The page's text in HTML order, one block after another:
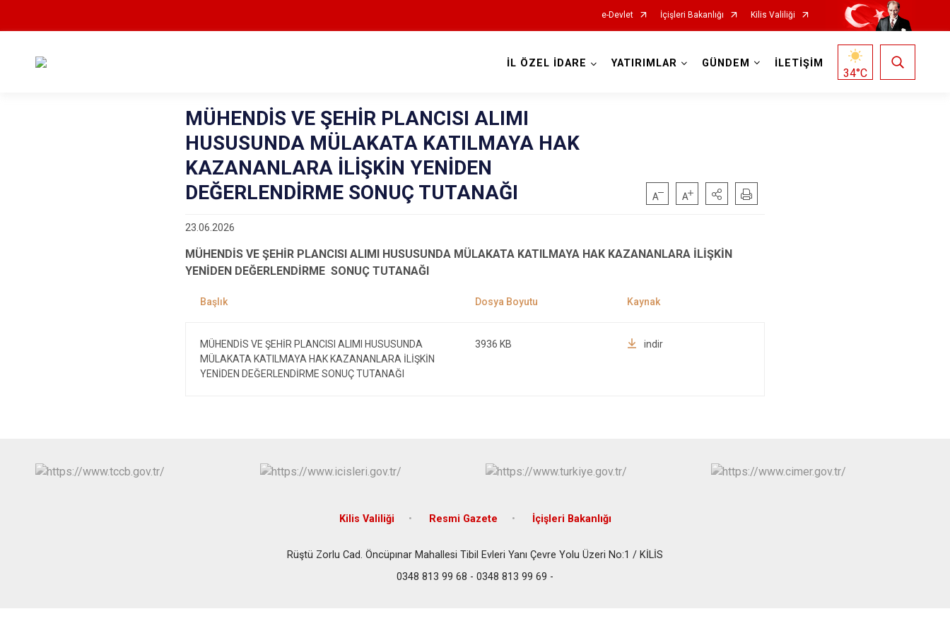
e-Devlet İçişleri Bakanlığı Kilis Valiliği
İL ÖZEL İDARE YATIRIMLAR GÜNDEM İLETİŞİM
34°C
MÜHENDİS VE ŞEHİR PLANCISI ALIMI
HUSUSUNDA MÜLAKATA KATILMAYA HAK
KAZANANLARA İLİŞKİN YENİDEN
DEĞERLENDİRME SONUÇ TUTANAĞI
23.06.2026
MÜHENDİS VE ŞEHİR PLANCISI ALIMI HUSUSUNDA MÜLAKATA KATILMAYA HAK KAZANANLARA İLİŞKİN
YENİDEN DEĞERLENDİRME SONUÇ TUTANAĞI
MÜHENDİS VE ŞEHİR PLANCISI ALIMI HUSUSUNDA
MÜLAKATA KATILMAYA HAK KAZANANLARA İLİŞKİN
YENİDEN DEĞERLENDİRME SONUÇ TUTANAĞI
3936 KB indir
Kilis Valiliği Resmi Gazete İçişleri Bakanlığı
Rüştü Zorlu Cad. Öncüpınar Mahallesi Tibil Evleri Yanı Çevre Yolu Üzeri No:1 / KİLİS
0348 813 99 68 - 0348 813 99 69 -